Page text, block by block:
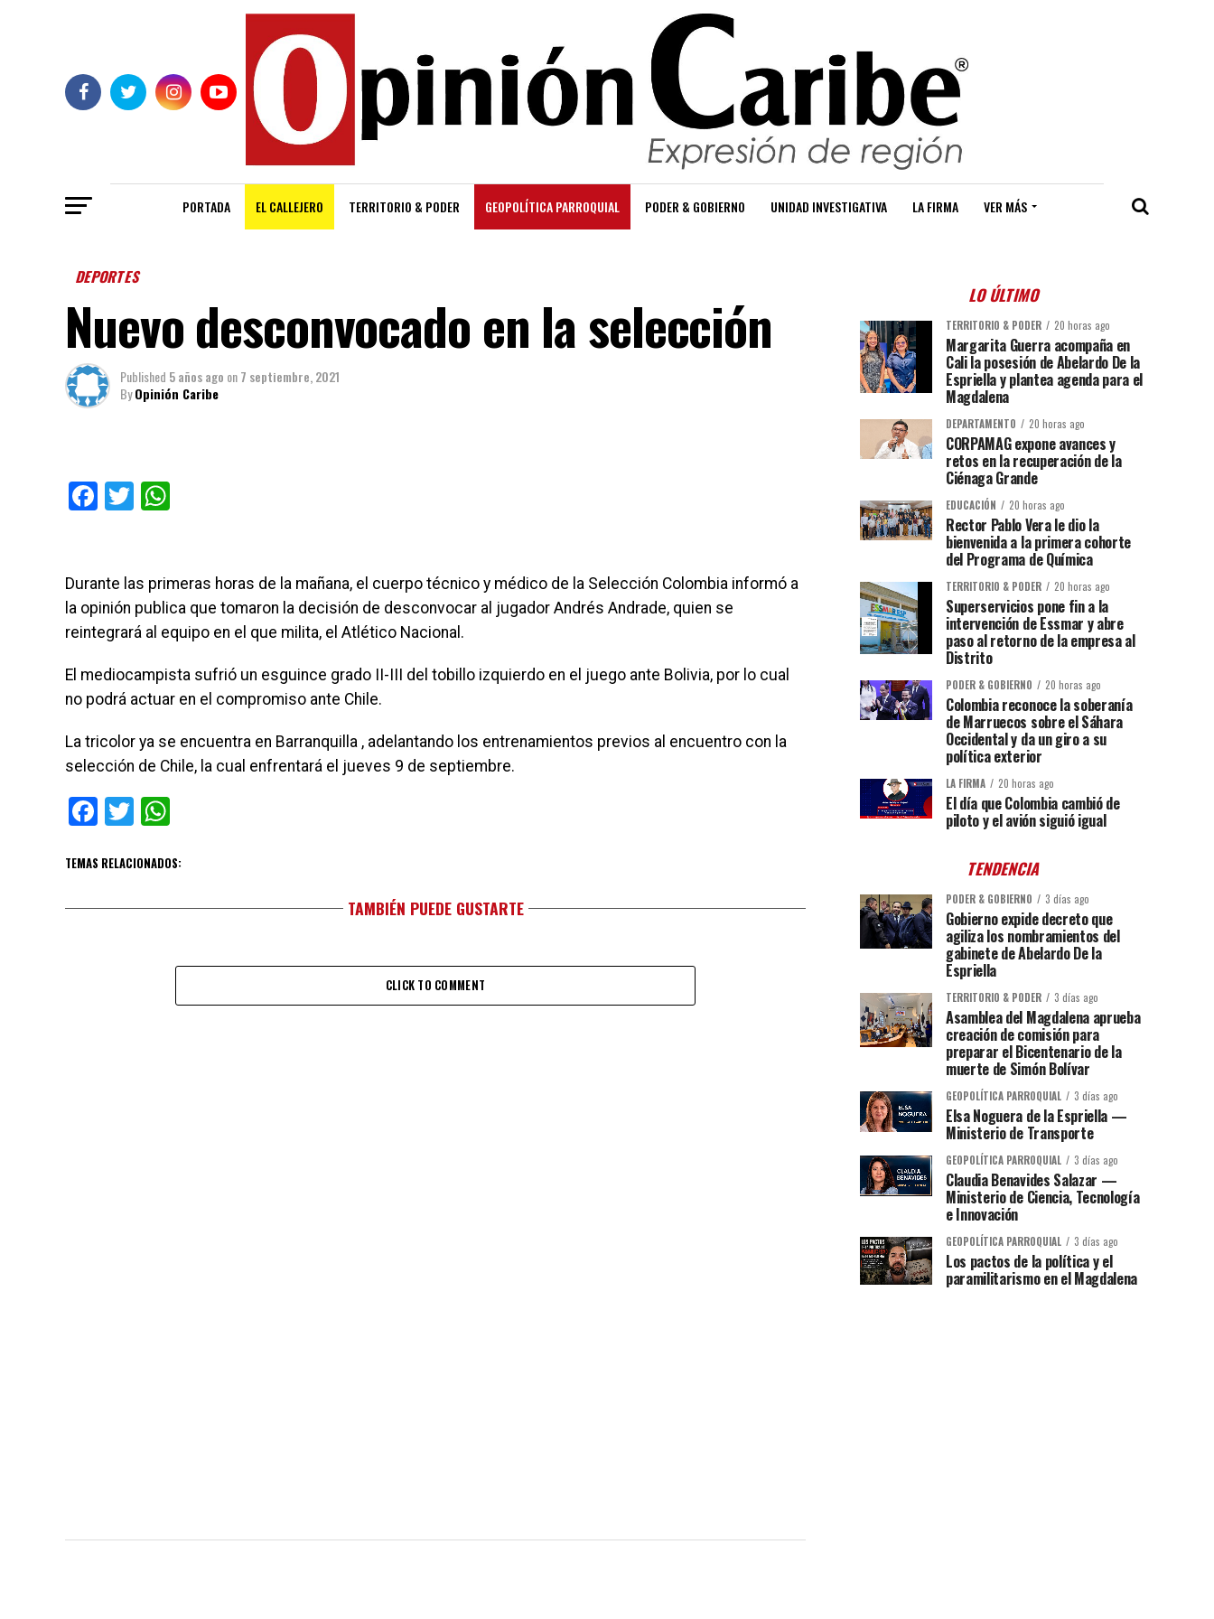
PORTADA EL CALLEJERO TERRITORIO & PODER GEOPOLÍTICA PARROQUIAL PODER & GOBIERNO UNIDAD INVESTIGATIVA LA FIRMA VER MÁS
DEPORTES
Nuevo desconvocado en la selección
Published 5 años ago on7 septiembre, 2021
ByOpinión Caribe
Facebook
Twitter
Durante las primeras horas de la mañana, el cuerpo técnico y médico de la Selección Colombia informó a
la opinión publica que tomaron la decisión de desconvocar al jugador Andrés Andrade, quien se
reintegrará al equipo en el que milita, el Atlético Nacional.
El mediocampista sufrió un esguince grado II-III del tobillo izquierdo en el juego ante Bolivia, por lo cual
no podrá actuar en el compromiso ante Chile.
La tricolor ya se encuentra en Barranquilla , adelantando los entrenamientos previos al encuentro con la
selección de Chile, la cual enfrentará el jueves 9 de septiembre.
Facebook
Twitter
TEMAS RELACIONADOS:
TAMBIÉN PUEDE GUSTARTE
CLICK TO COMMENT
LO ÚLTIMO
TERRITORIO & PODER 20 horas ago
Margarita Guerra acompaña en
Cali la posesión de Abelardo De la
Espriella y plantea agenda para el
Magdalena
DEPARTAMENTO 20 horas ago
CORPAMAG expone avances y
retos en la recuperación de la
Ciénaga Grande
EDUCACIÓN 20 horas ago
Rector Pablo Vera le dio la
bienvenida a la primera cohorte
del Programa de Química
TERRITORIO & PODER 20 horas ago
Superservicios pone fin a la
intervención de Essmar y abre
paso al retorno de la empresa al
Distrito
PODER & GOBIERNO 20 horas ago
Colombia reconoce la soberanía
de Marruecos sobre el Sáhara
Occidental y da un giro a su
política exterior
LA FIRMA 20 horas ago
El día que Colombia cambió de
piloto y el avión siguió igual
TENDENCIA
PODER & GOBIERNO 3 días ago
Gobierno expide decreto que
agiliza los nombramientos del
gabinete de Abelardo De la
Espriella
TERRITORIO & PODER 3 días ago
Asamblea del Magdalena aprueba
creación de comisión para
preparar el Bicentenario de la
muerte de Simón Bolívar
GEOPOLÍTICA PARROQUIAL 3 días ago
Elsa Noguera de la Espriella —
Ministerio de Transporte
GEOPOLÍTICA PARROQUIAL 3 días ago
Claudia Benavides Salazar —
Ministerio de Ciencia, Tecnología
e Innovación
GEOPOLÍTICA PARROQUIAL 3 días ago
Los pactos de la política y el
paramilitarismo en el Magdalena